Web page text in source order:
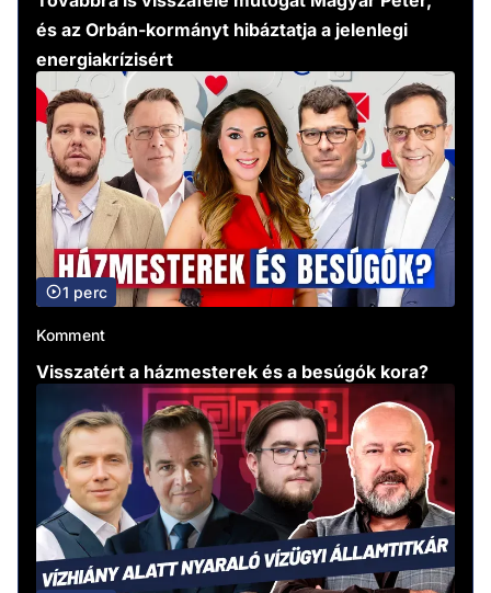
és az Orbán-kormányt hibáztatja a jelenlegi
energiakrízisért
1 perc
Komment
Visszatért a házmesterek és a besúgók kora?